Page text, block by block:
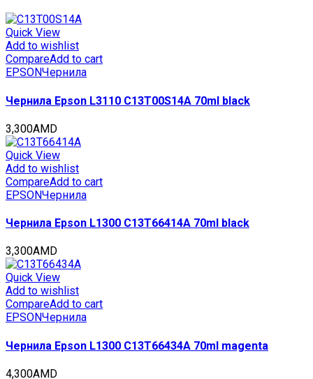
Quick View
Add to wishlist
CompareAdd to cart
EPSONЧернила
Чернила Epson L3110 C13T00S14A 70ml black
3,300AMD
Quick View
Add to wishlist
CompareAdd to cart
EPSONЧернила
Чернила Epson L1300 C13T66414A 70ml black
3,300AMD
Quick View
Add to wishlist
CompareAdd to cart
EPSONЧернила
Чернила Epson L1300 C13T66434A 70ml magenta
4,300AMD